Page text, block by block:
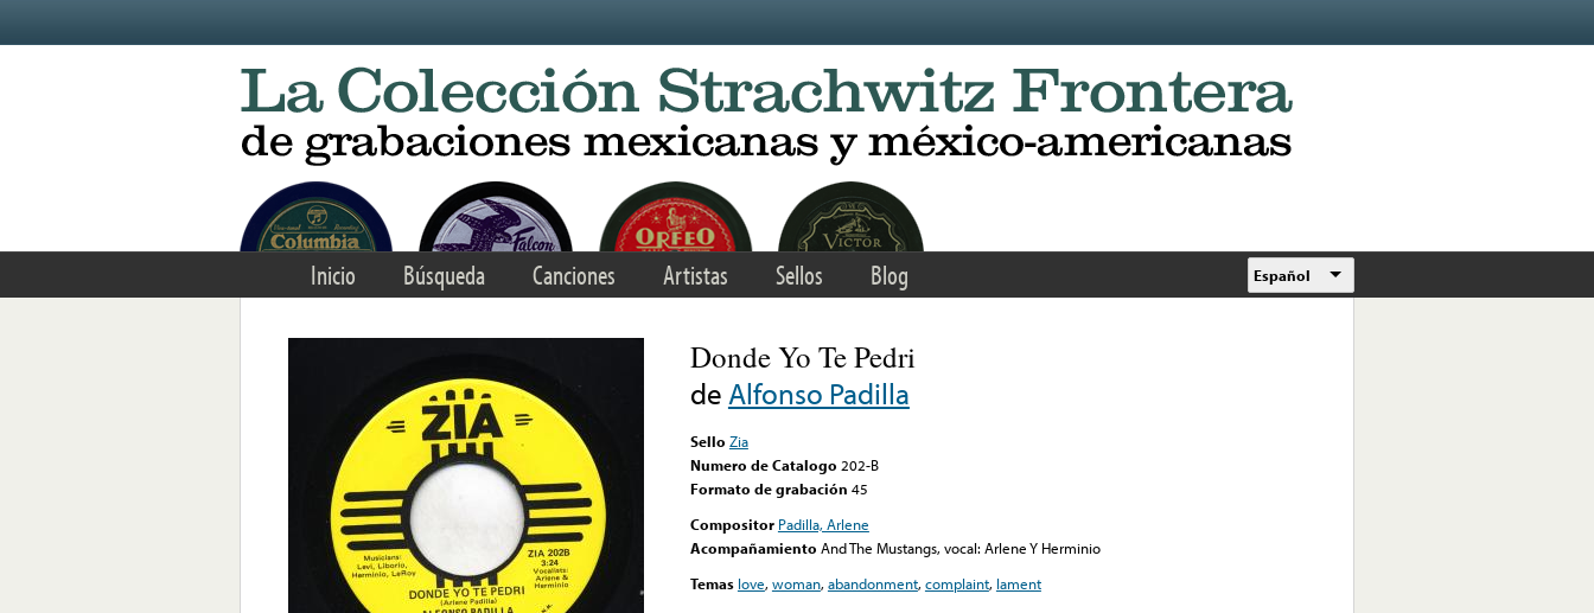
Inicio Búsqueda Canciones Artistas Sellos Blog Español
Donde Yo Te Pedri
de Alfonso Padilla
Sello Zia
Numero de Catalogo 202-B
Formato de grabación 45
Compositor Padilla, Arlene
Acompañamiento And The Mustangs, vocal: Arlene Y Herminio
Temas love,woman,abandonment,complaint, lament